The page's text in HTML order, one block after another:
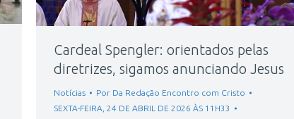
Cardeal Spengler: orientados pelas
diretrizes, sigamos anunciando Jesus
Notícias Por Da Redação Encontro com Cristo
SEXTA-FEIRA, 24 DE ABRIL DE 2026 ÀS 11H33